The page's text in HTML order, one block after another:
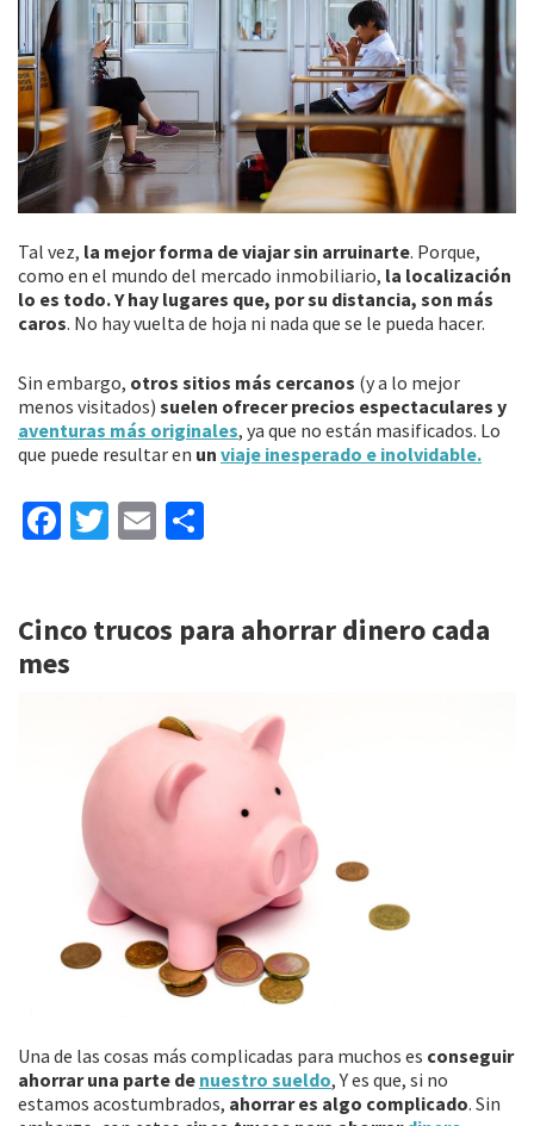
Tal vez, la mejor forma de viajar sin arruinarte. Porque,
como en el mundo del mercado inmobiliario, la localización
lo es todo. Y hay lugares que, por su distancia, son más
caros. No hay vuelta de hoja ni nada que se le pueda hacer.
Sin embargo, otros sitios más cercanos (y a lo mejor
menos visitados) suelen ofrecer precios espectaculares y
aventuras más originales, ya que no están masificados. Lo
que puede resultar en un viaje inesperado e inolvidable.
Fa
o
o
T
er
E
l
p
tir
Cinco trucos para ahorrar dinero cada
mes
Una de las cosas más complicadas para muchos es conseguir
ahorrar una parte de nuestro sueldo, Y es que, si no
estamos acostumbrados, ahorrar es algo complicado. Sin